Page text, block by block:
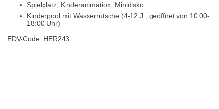
Spielplatz, Kinderanimation, Minidisko
Kinderpool mit Wasserrutsche (4-12 J., geöffnet von 10:00-
18:00 Uhr)
EDV-Code: HER243